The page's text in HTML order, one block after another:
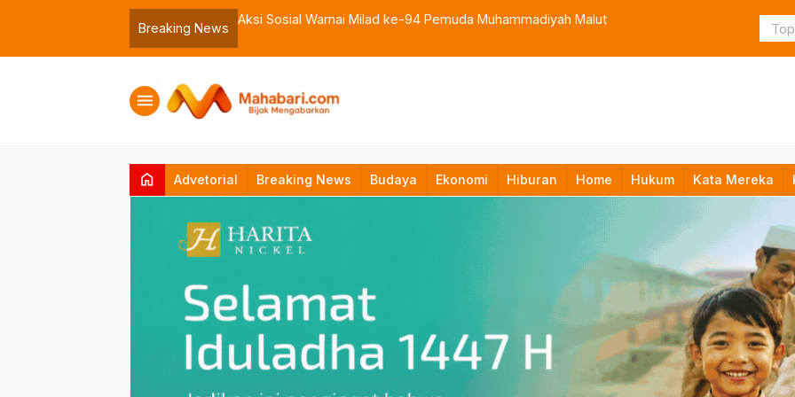
Breaking News
Aksi Sosial Warnai Milad ke-94 Pemuda Muhammadiyah Malut Bassam
menu
home Advetorial Breaking News Budaya Ekonomi Hiburan Home Hukum Kata Mereka